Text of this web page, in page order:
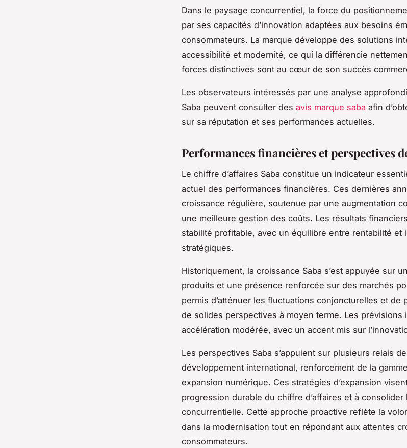
Dans le paysage concurrentiel, la force du
par ses capacités d’innovation adaptées aux besoins
consommateurs. La marque développe des solutions
accessibilité et modernité, ce qui la différencie
forces distinctives sont au cœur de son succès
Les observateurs intéressés par une analyse
Saba peuvent consulter des avis marque saba afin
sur sa réputation et ses performances actuelles.
Performances financières et perspectives
Le chiffre d’affaires Saba constitue un indicateur
actuel des performances financières. Ces dernières
croissance régulière, soutenue par une augmentation
une meilleure gestion des coûts. Les résultats
stabilité profitable, avec un équilibre entre rentabilité et
stratégiques.
Historiquement, la croissance Saba s’est appuyée sur
produits et une présence renforcée sur des marchés
permis d’atténuer les fluctuations conjoncturelles et de
de solides perspectives à moyen terme. Les prévisions
accélération modérée, avec un accent mis sur
Les perspectives Saba s’appuient sur plusieurs relais
développement international, renforcement de la
expansion numérique. Ces stratégies d’expansion
progression durable du chiffre d’affaires et à consolider
concurrentielle. Cette approche proactive reflète la
dans la modernisation tout en répondant aux attentes
consommateurs.